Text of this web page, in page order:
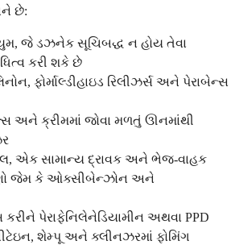
છે:
જે ડઝનેક સૂચિબદ્ધ ન હોય તેવા
કરી શકે છે
ફોર્માલ્ડીહાઇડ રિલીઝર્સ અને પેરાબેન્સ
અને ક્રીમમાં જોવા મળતું ઊનમાંથી
એક સામાન્ય દ્રાવક અને ભેજ-વાહક
જેમ કે ઓક્સીબેન્ઝોન અને
કરીને પેરાફેનિલેનેડિયામીન અથવા PPD
બીટેઇન, શેમ્પૂ અને ક્લીનઝરમાં ફોમિંગ